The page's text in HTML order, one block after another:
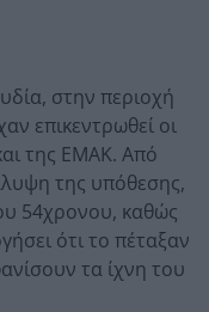
στην περιοχή
επικεντρωθεί οι
της ΕΜΑΚ. Από
της υπόθεσης,
54χρονου, καθώς
ότι το πέταξαν
τα ίχνη του